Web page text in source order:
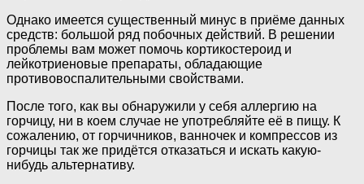
Однако имеется существенный минус в приёме данных
средств: большой ряд побочных действий. В решении
проблемы вам может помочь кортикостероид и
лейкотриеновые препараты, обладающие
противовоспалительными свойствами.
После того, как вы обнаружили у себя аллергию на
горчицу, ни в коем случае не употребляйте её в пищу. К
сожалению, от горчичников, ванночек и компрессов из
горчицы так же придётся отказаться и искать какую-
нибудь альтернативу.